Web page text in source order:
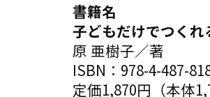
書籍名
子どもだけでつく
原 亜樹子／著
ISBN：978-4-487-
定価1,870円（本体